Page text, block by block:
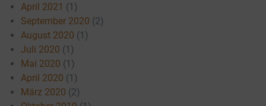
April 2021 (1)
September 2020 (2)
August 2020 (1)
Juli 2020 (1)
Mai 2020 (1)
April 2020 (1)
März 2020 (2)